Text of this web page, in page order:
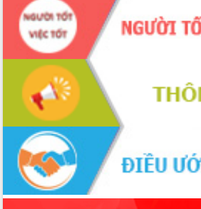
Đề án 06 tạo bước ngoặt đột phá trong
cải cách hành chính tỉnh Đắk Lắk
Kết nối tour, đẩy mạnh chuyển đổi số
để phát triển du lịch Đắk Lắk
Khởi động Dự án Đầu tư xây dựng hạ
tầng kỹ thuật Cụm công nghiệp Tân
Tiến
Gặp mặt các cơ quan báo chí nhân Kỷ
niệm 101 năm Ngày Báo chí Cách
mạng Việt Nam
Đắk Lắk sơ kết 4 năm triển khai thực
hiện Đề án 06 của Chính phủ
Họp báo thông tin về Hội nghị Công bố